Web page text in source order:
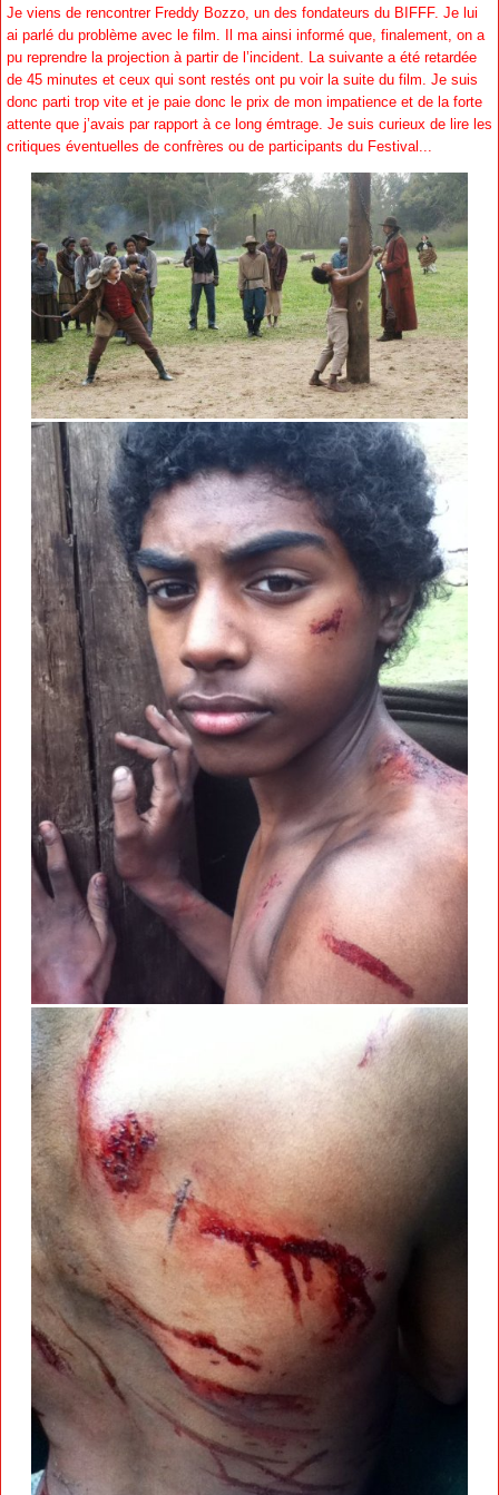
Je viens de rencontrer Freddy Bozzo, un des fondateurs du BIFFF. Je lui
ai parlé du problème avec le film. Il ma ainsi informé que, finalement, on a
pu reprendre la projection à partir de l’incident. La suivante a été retardée
de 45 minutes et ceux qui sont restés ont pu voir la suite du film. Je suis
donc parti trop vite et je paie donc le prix de mon impatience et de la forte
attente que j’avais par rapport à ce long émtrage. Je suis curieux de lire les
critiques éventuelles de confrères ou de participants du Festival...